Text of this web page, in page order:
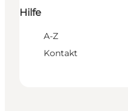
Hilfe
A-Z
Kontakt